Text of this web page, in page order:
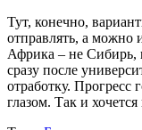
Тут, конечно,
отправлять, а можно
Африка – не Сибирь,
сразу после
отработку. Прогресс
глазом. Так и